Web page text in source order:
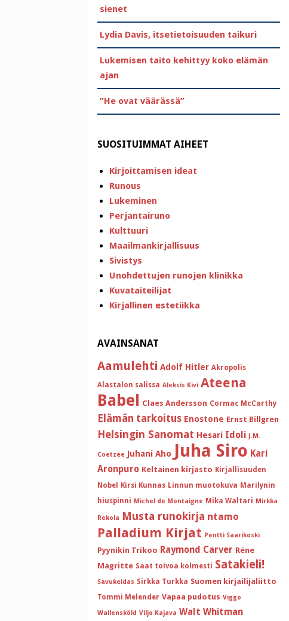
sienet
Lydia Davis, itsetietoisuuden taikuri
Lukemisen taito kehittyy koko elämän
ajan
”He ovat väärässä”
SUOSITUIMMAT AIHEET
Kirjoittamisen ideat
Runous
Lukeminen
Perjantairuno
Kulttuuri
Maailmankirjallisuus
Sivistys
Unohdettujen runojen klinikka
Kuvataiteilijat
Kirjallinen estetiikka
AVAINSANAT
Aamulehti Adolf Hitler Akropolis
Alastalon salissa Aleksis Kivi Ateena
Babel Claes Andersson Cormac McCarthy
Elämän tarkoitus Enostone Ernst Billgren
Helsingin Sanomat Hesari Idoli J.M.
Coetzee Juhani Aho Juha Siro Kari
Aronpuro Keltainen kirjasto Kirjallisuuden
Nobel
Kirsi Kunnas Linnun muotokuva Marilynin
hiuspinni Michel de Montaigne Mika Waltari Mirkka
Rekola Musta runokirja ntamo
Palladium Kirjat Pentti Saarikoski
Pyynikin Trikoo Raymond Carver Réne
Magritte Saat toivoa kolmesti Satakieli!
Savukeidas Sirkka Turkka Suomen kirjailijaliitto
Tommi Melender Vapaa pudotus Viggo
Wallensköld Viljo Kajava Walt Whitman